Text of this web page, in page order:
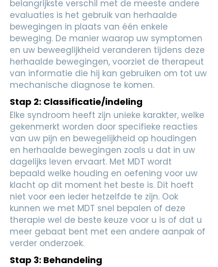
belangrijkste verschil met de meeste andere
evaluaties is het gebruik van herhaalde
bewegingen in plaats van één enkele
beweging. De manier waarop uw symptomen
en uw beweeglijkheid veranderen tijdens deze
herhaalde bewegingen, voorziet de therapeut
van informatie die hij kan gebruiken om tot uw
mechanische diagnose te komen.
Stap 2: Classificatie/indeling
Elke syndroom heeft zijn unieke karakter, welke
gekenmerkt worden door specifieke reacties
van uw pijn en bewegelijkheid op houdingen
en herhaalde bewegingen zoals u dat in uw
dagelijks leven ervaart. Met MDT wordt
bepaald welke houding en oefening voor uw
klacht op dit moment het beste is. Dit hoeft
niet voor een ieder hetzelfde te zijn. Ook
kunnen we met MDT snel bepalen of deze
therapie wel de beste keuze voor u is of dat u
meer gebaat bent met een andere aanpak of
verder onderzoek.
Stap 3: Behandeling